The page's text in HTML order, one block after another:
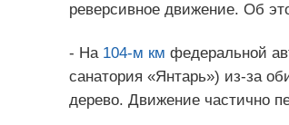
реверсивное движение. Об
- На 104-м км федеральной
санатория «Янтарь») из-за
дерево. Движение частично